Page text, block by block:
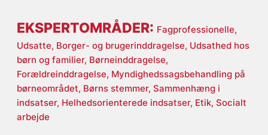
EKSPERTOMRÅDER: Fagprofessionelle,
Udsatte, Borger- og brugerinddragelse, Udsathed hos
børn og familier, Børneinddragelse,
Forældreinddragelse, Myndighedssagsbehandling på
børneområdet, Børns stemmer, Sammenhæng i
indsatser, Helhedsorienterede indsatser, Etik, Socialt
arbejde